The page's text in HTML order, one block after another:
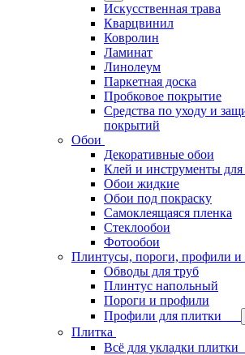
Искусственная трава
Кварцвинил
Ковролин
Ламинат
Линолеум
Паркетная доска
Пробковое покрытие
Средства по уходу и
покрытий
Обои
Декоративные обои
Клей и инструменты для
Обои жидкие
Обои под покраску
Самоклеящаяся пленка
Стеклообои
Фотообои
Плинтусы, пороги, профили и
Обводы для труб
Плинтус напольный
Пороги и профили
Профили для плитки
Плитка
Всё для укладки плитки